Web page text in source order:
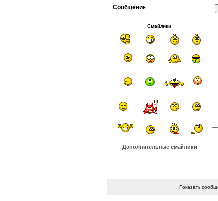
Сообщение
Смайлики
Дополнительные смайлики
Показать